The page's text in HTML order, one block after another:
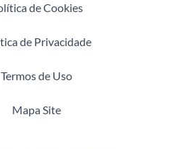
de Cookies
de Privacidade
Termos de Uso
Mapa Site